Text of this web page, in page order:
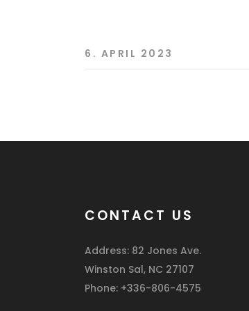
6. APRIL 2023
CONTACT US
Address: 82 Jones Ave.
Winston Sal, NC 27107
Phone: +336-806-4575